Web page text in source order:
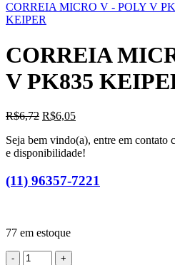
CORREIA MICRO V - POLY V
KEIPER
CORREIA
V PK835
R$6,72 R$6,05
Seja bem vindo(a), entre em contato
e disponibilidade!
(11) 96357-7221
77 em estoque